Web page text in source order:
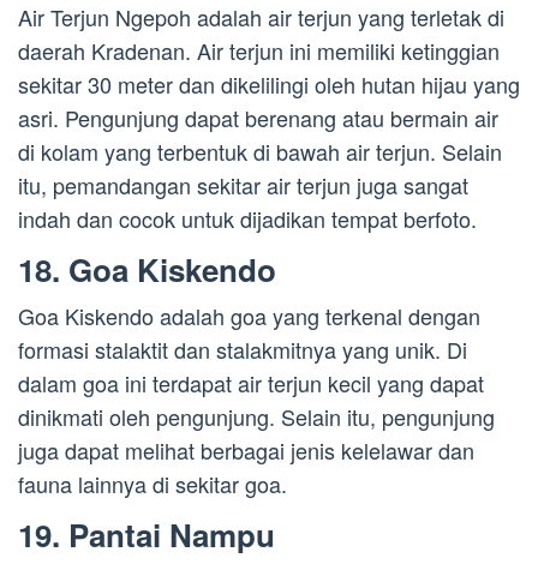
Air Terjun Ngepoh adalah air terjun yang terletak di
daerah Kradenan. Air terjun ini memiliki ketinggian
sekitar 30 meter dan dikelilingi oleh hutan hijau yang
asri. Pengunjung dapat berenang atau bermain air
di kolam yang terbentuk di bawah air terjun. Selain
itu, pemandangan sekitar air terjun juga sangat
indah dan cocok untuk dijadikan tempat berfoto.
18. Goa Kiskendo
Goa Kiskendo adalah goa yang terkenal dengan
formasi stalaktit dan stalakmitnya yang unik. Di
dalam goa ini terdapat air terjun kecil yang dapat
dinikmati oleh pengunjung. Selain itu, pengunjung
juga dapat melihat berbagai jenis kelelawar dan
fauna lainnya di sekitar goa.
19. Pantai Nampu